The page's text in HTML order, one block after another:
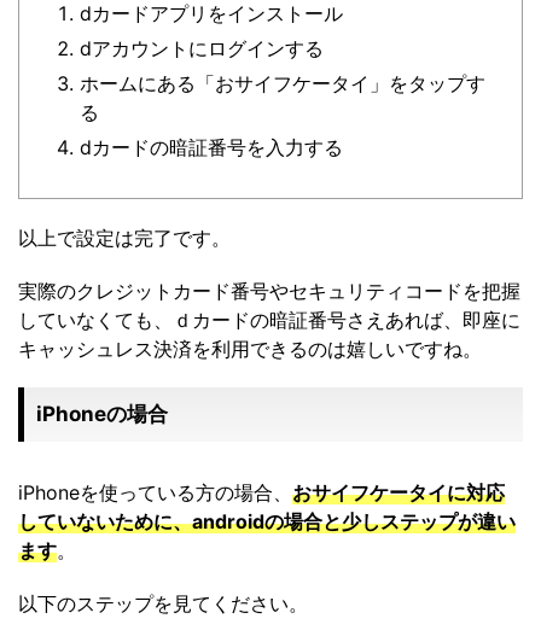
dカードアプリをインストール
dアカウントにログインする
ホームにある「おサイフケータイ」をタップす
る
dカードの暗証番号を入力する
以上で設定は完了です。
実際のクレジットカード番号やセキュリティコードを把握
していなくても、ｄカードの暗証番号さえあれば、即座に
キャッシュレス決済を利用できるのは嬉しいですね。
iPhoneの場合
iPhoneを使っている方の場合、 おサイフケータイに対応
していないために、androidの場合と少しステップが違い
ます。
以下のステップを見てください。